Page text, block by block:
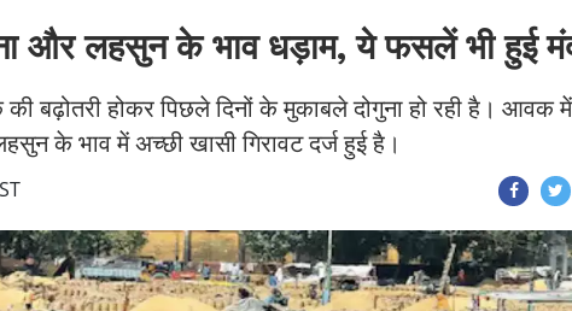
लहसुन के भाव धड़ाम, ये फसलें भी हुई
बढ़ोतरी होकर पिछले दिनों के मुकाबले दोगुना हो रही है। आवक में
के भाव में अच्छी खासी गिरावट दर्ज हुई है।